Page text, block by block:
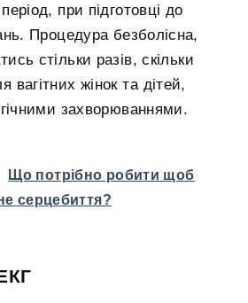
при підготовці до
Процедура безболісна,
стільки разів, скільки
вагітних жінок та дітей,
захворюваннями.
Що потрібно робити щоб
серцебиття?